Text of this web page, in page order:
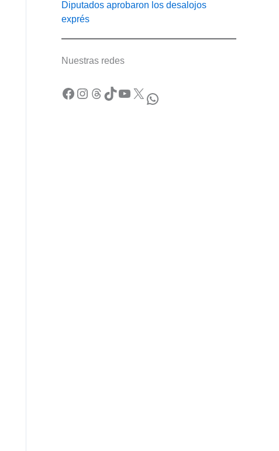
Diputados aprobaron los desalojos
exprés
Nuestras redes
Facebook Instagram Threads TikTok YouTube X WhatsApp